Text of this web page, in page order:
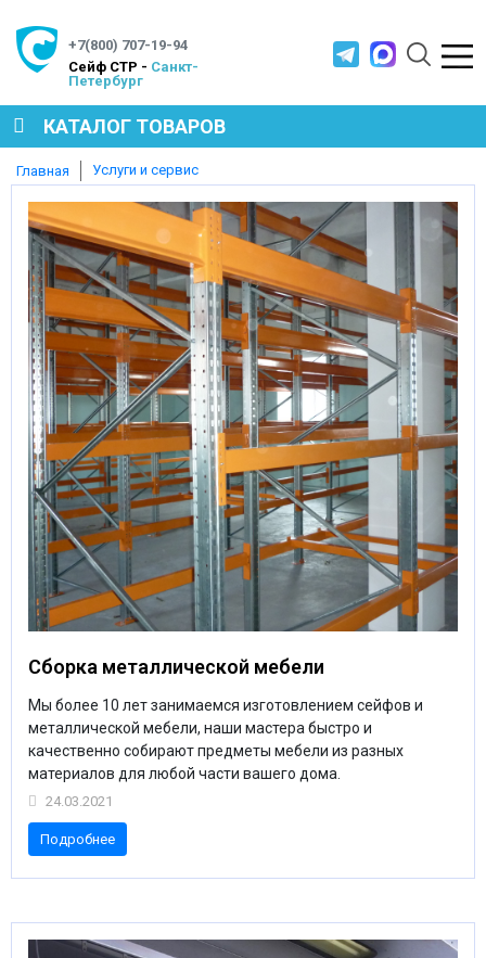
+7(800) 707-19-94
Cейф СТР - Санкт-
Петербург
КАТАЛОГ ТОВАРОВ
СЕЙФЫ
МЕТАЛЛИЧЕСКАЯ МЕБЕЛЬ
МЕТАЛЛИЧЕСКИЕ СТЕЛЛАЖИ
ПРОИЗВОДСТВЕННАЯ МЕБЕЛЬ
МЕДИЦИНСКАЯ МЕБЕЛЬ
СИСТЕМЫ ХРАНЕНИЯ
МЕБЕЛЬ ДЛЯ ДОМА
МЕБЕЛЬ ДЛЯ СТОЛОВЫХ
СТАЛЬНЫЕ ДВЕРИ
Главная Услуги и сервис
Сборка металлической мебели
Мы более 10 лет занимаемся изготовлением сейфов и
металлической мебели, наши мастера быстро и
качественно собирают предметы мебели из разных
материалов для любой части вашего дома.
24.03.2021
Подробнее